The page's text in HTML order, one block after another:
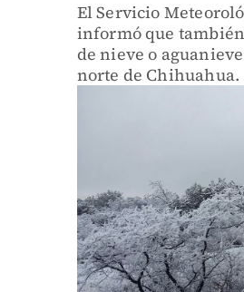
El Servicio
informó que
de nieve o
norte de Chihuahua.